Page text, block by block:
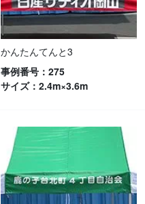
かんたんてんと3
事例番号：275
サイズ：2.4m×3.6m